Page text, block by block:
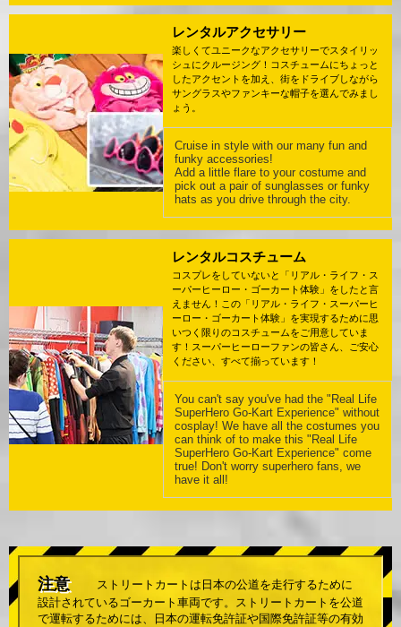
レンタルアクセサリー
楽しくてユニークなアクセサリーでスタイリッ
シュにクルージング！コスチュームにちょっと
したアクセントを加え、街をドライブしながら
サングラスやファンキーな帽子を選んでみまし
ょう。
Cruise in style with our many fun and
funky accessories!
Add a little flare to your costume and
pick out a pair of sunglasses or funky
hats as you drive through the city.
レンタルコスチューム
コスプレをしていないと「リアル・ライフ・ス
ーパーヒーロー・ゴーカート体験」をしたと言
えません！この「リアル・ライフ・スーパーヒ
ーロー・ゴーカート体験」を実現するために思
いつく限りのコスチュームをご用意していま
す！スーパーヒーローファンの皆さん、ご安心
ください、すべて揃っています！
You can't say you've had the "Real Life
SuperHero Go-Kart Experience" without
cosplay! We have all the costumes you
can think of to make this "Real Life
SuperHero Go-Kart Experience" come
true! Don't worry superhero fans, we
have it all!
注意
ストリートカートは日本の公道を走行するために
設計されているゴーカート車両です。ストリートカートを公道
で運転するためには、日本の運転免許証や国際免許証等の有効